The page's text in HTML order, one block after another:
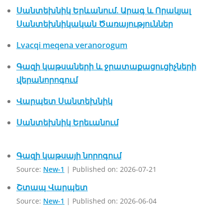
Սանտեխնիկ Երևանում. Արագ և Որակյալ
Սանտեխնիկական Ծառայություններ
Lvacqi meqena veranorogum
Գազի կաթսաների և ջրատաքացուցիչների
վերանորոգում
Վարպետ Սանտեխնիկ
Սանտեխնիկ Երեւանում
Գազի կաթսայի նորոգում
Source: New-1 Published on: 2026-07-21
Շտապ Վարպետ
Source: New-1 Published on: 2026-06-04